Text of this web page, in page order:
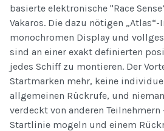
basierte elektronische "Race
Vakaros. Die dazu nötigen
monochromen Display und
sind an einer exakt definierten
jedes Schiff zu montieren. Der
Startmarken mehr, keine
allgemeinen Rückrufe, und
verdeckt von anderen
Startlinie mogeln und einem